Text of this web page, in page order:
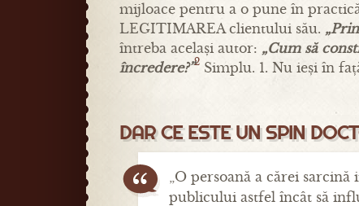
mijloace pentru a o pune în
LEGITIMAREA clientului său.
întreba același autor: „Cum să
încredere?”2 Simplu. 1. Nu ieși în
DAR CE ESTE UN SPIN
„O persoană a cărei
publicului astfel încât să